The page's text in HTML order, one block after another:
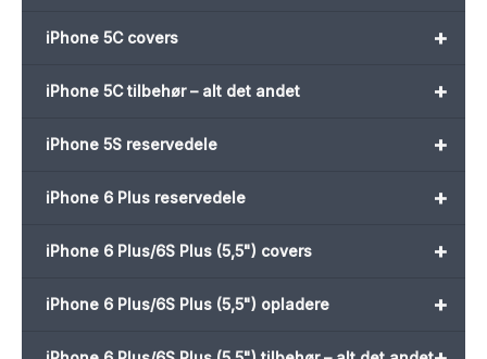
+
iPhone 5C covers
+
iPhone 5C tilbehør – alt det andet
+
iPhone 5S reservedele
+
iPhone 6 Plus reservedele
+
iPhone 6 Plus/6S Plus (5,5") covers
+
iPhone 6 Plus/6S Plus (5,5") opladere